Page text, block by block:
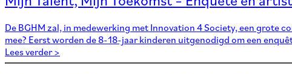
De BGHM zal, in medewerking met Innovation 4 Society, een
mee? Eerst worden de 8-18-jaar kinderen uitgenodigd om een
Lees verder >